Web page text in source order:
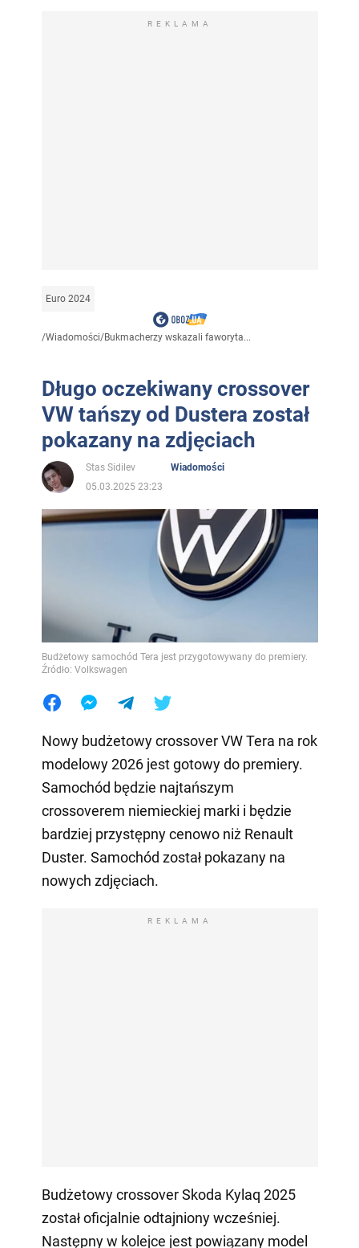
REKLAMA
Euro 2024
/Wiadomości/Bukmacherzy wskazali faworyta...
Długo oczekiwany crossover
VW tańszy od Dustera został
pokazany na zdjęciach
Stas Sidilev
Wiadomości
05.03.2025 23:23
Budżetowy samochód Tera jest przygotowywany do premiery.
Źródło: Volkswagen
Nowy budżetowy crossover VW Tera na rok
modelowy 2026 jest gotowy do premiery.
Samochód będzie najtańszym
crossoverem niemieckiej marki i będzie
bardziej przystępny cenowo niż Renault
Duster. Samochód został pokazany na
nowych zdjęciach.
REKLAMA
Budżetowy crossover Skoda Kylaq 2025
został oficjalnie odtajniony wcześniej.
Następny w kolejce jest powiązany model